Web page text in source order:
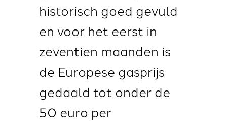
historisch goed gevuld
en voor het eerst in
zeventien maanden is
de Europese gasprijs
gedaald tot onder de
50 euro per